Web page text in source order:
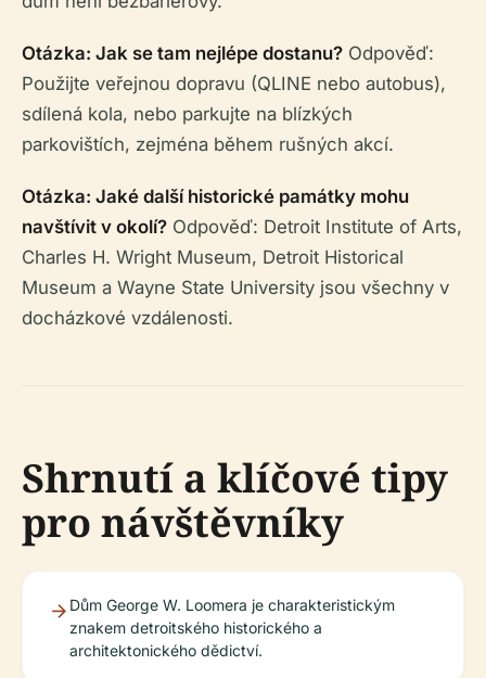
Otázka: Jak se tam nejlépe dostanu? Odpověď:
Použijte veřejnou dopravu (QLINE nebo autobus),
sdílená kola, nebo parkujte na blízkých
parkovištích, zejména během rušných akcí.
Otázka: Jaké další historické památky mohu
navštívit v okolí? Odpověď: Detroit Institute of Arts,
Charles H. Wright Museum, Detroit Historical
Museum a Wayne State University jsou všechny v
docházkové vzdálenosti.
Shrnutí a klíčové tipy
pro návštěvníky
Dům George W. Loomera je charakteristickým
znakem detroitského historického a
architektonického dědictví.